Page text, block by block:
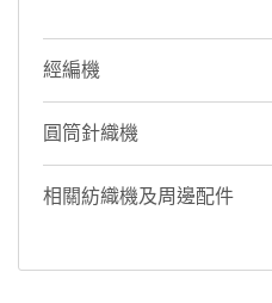
經編機
圓筒針織機
相關紡織機及周邊配件